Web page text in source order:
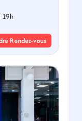
19h
Rendez-vous